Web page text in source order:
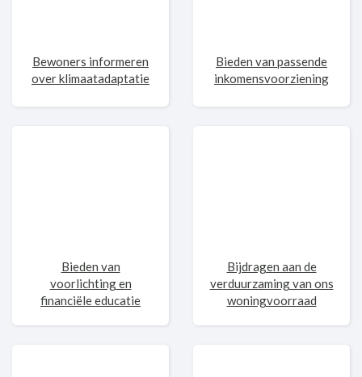
Bewoners informeren
over klimaatadaptatie
Bieden van passende
inkomensvoorziening
Bieden van
voorlichting en
financiële educatie
Bijdragen aan de
verduurzaming van ons
woningvoorraad